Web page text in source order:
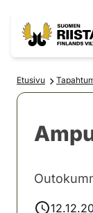
Etusivu